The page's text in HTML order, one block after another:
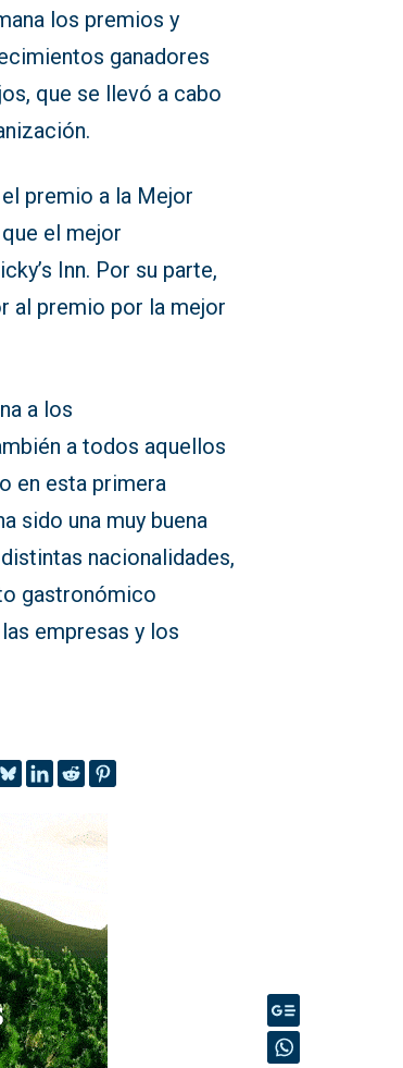
los premios y
ganadores
que se llevó a cabo
premio a la Mejor
el mejor
Inn. Por su parte,
al premio por la mejor
a los
a todos aquellos
en esta primera
sido una muy buena
nacionalidades,
gastronómico
empresas y los